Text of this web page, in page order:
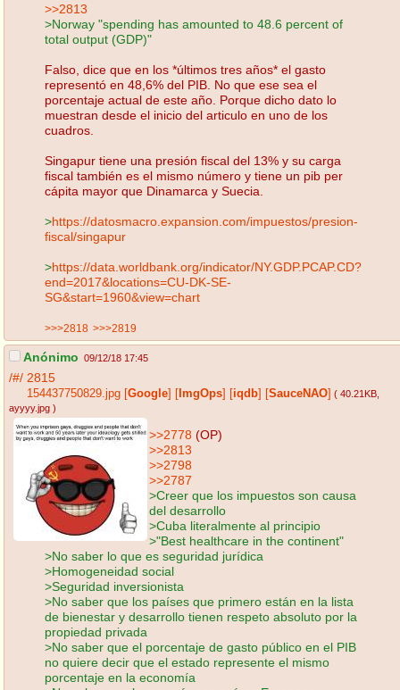
>>2813
>Norway "spending has amounted to 48.6 percent of
total output (GDP)"
Falso, dice que en los *últimos tres años* el gasto
representó en 48,6% del PIB. No que ese sea el
porcentaje actual de este año. Porque dicho dato lo
muestran desde el inicio del articulo en uno de los
cuadros.
Singapur tiene una presión fiscal del 13% y su carga
fiscal también es el mismo número y tiene un pib per
cápita mayor que Dinamarca y Suecia.
>https://datosmacro.expansion.com/impuestos/presion-
fiscal/singapur
>https://data.worldbank.org/indicator/NY.GDP.PCAP.CD?
end=2017&locations=CU-DK-SE-
SG&start=1960&view=chart
>>>2818 >>>2819
Anónimo 09/12/18 17:45
/#/ 2815
154437750829.jpg Google ImgOps iqdb SauceNAO ( 40.21KB
ayyyy.jpg )
>>2778 (OP)
>>2813
>>2798
>>2787
>Creer que los impuestos son causa
del desarrollo
>Cuba literalmente al principio
>"Best healthcare in the continent"
>No saber lo que es seguridad jurídica
>Homogeneidad social
>Seguridad inversionista
>No saber que los países que primero están en la lista
de bienestar y desarrollo tienen respeto absoluto por la
propiedad privada
>No saber que el porcentaje de gasto público en el PIB
no quiere decir que el estado represente el mismo
porcentaje en la economía